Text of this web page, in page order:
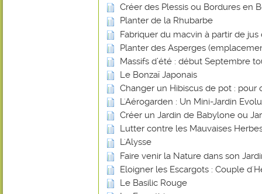
Créer des Plessis ou Bordures en
Planter de la Rhubarbe
Fabriquer du macvin à partir de jus
Planter des Asperges
Massifs d’été : début Septembre
Le Bonzaï Japonais
Changer un Hibiscus de pot : pour
L'Aérogarden : Un Mini-Jardin
Créer un Jardin de Babylone ou
Lutter contre les Mauvaises
L'Alysse
Faire venir la Nature dans son
Eloigner les Escargots : Couple
Le Basilic Rouge